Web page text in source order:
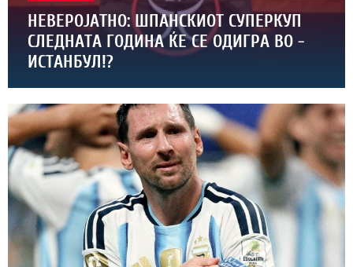
НЕВЕРОЈАТНО: ШПАНСКИОТ СУПЕРКУП
СЛЕДНАТА ГОДИНА ЌЕ СЕ ОДИГРА ВО -
ИСТАНБУЛ!?